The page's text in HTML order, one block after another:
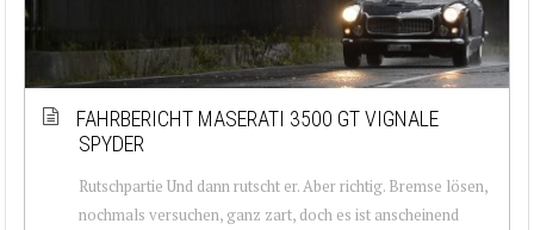
FAHRBERICHT MASERATI 3500 GT VIGNALE
SPYDER
Rutschpartie Und dann rutscht er. Aber richtig. Bremse lösen,
nochmals versuchen, ganz zart, doch es ist anscheinend